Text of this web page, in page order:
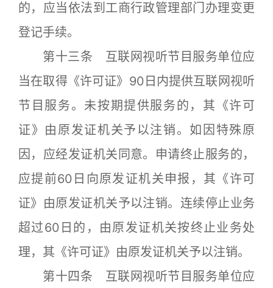
的，应当依法到工商行政管理部门办理变更
登记手续。
第十三条 互联网视听节目服务单位应
当在取得《许可证》90日内提供互联网视听
节目服务。未按期提供服务的，其《许可
证》由原发证机关予以注销。如因特殊原
因，应经发证机关同意。申请终止服务的，
应提前60日向原发证机关申报，其《许可
证》由原发证机关予以注销。连续停止业务
超过60日的，由原发证机关按终止业务处
理，其《许可证》由原发证机关予以注销。
第十四条 互联网视听节目服务单位应